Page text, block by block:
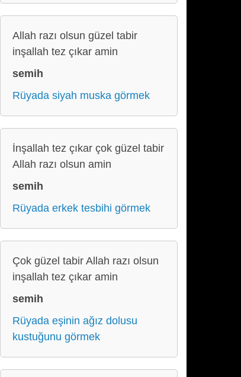
Allah razı olsun güzel tabir
inşallah tez çıkar amin
semih
Rüyada siyah muska görmek
İnşallah tez çıkar çok güzel tabir
Allah razı olsun amin
semih
Rüyada erkek tesbihi görmek
Çok güzel tabir Allah razı olsun
inşallah tez çıkar amin
semih
Rüyada eşinin ağız dolusu
kustuğunu görmek